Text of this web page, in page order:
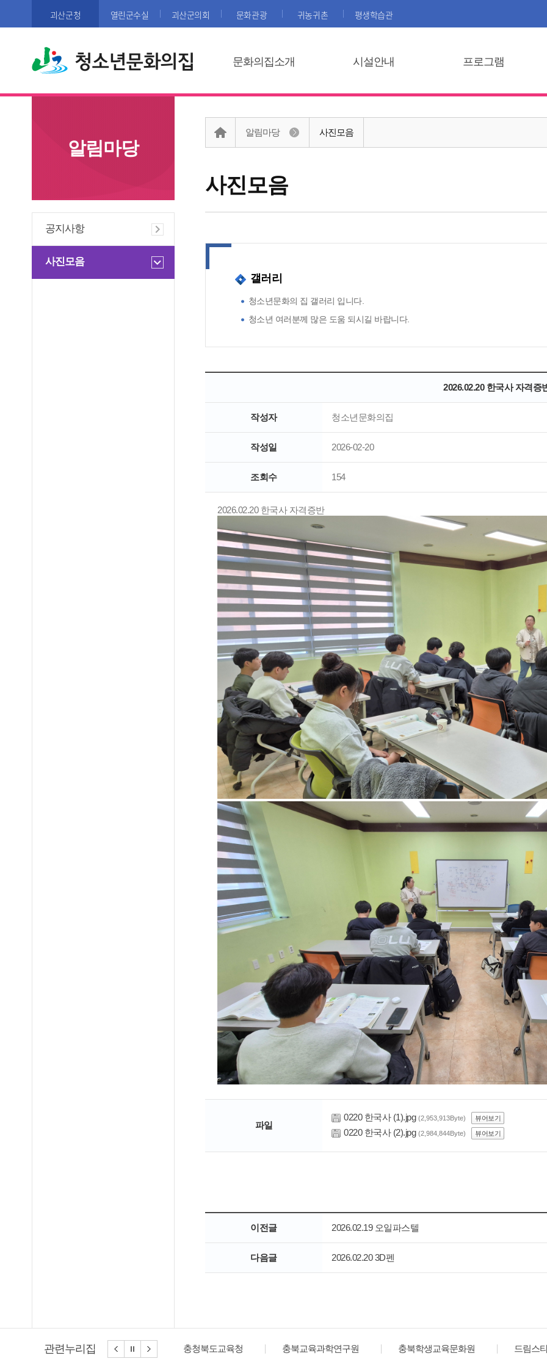
괴산군청 열린군수실 괴산군의회 문화관광 귀농귀촌 평생학습관
청소년문화의집 문화의집소개 시설안내 프로그램
알림마당
공지사항
사진모음
사진모음
알림마당 사진모음
갤러리
청소년문화의 집 갤러리 입니다.
청소년 여러분께 많은 도움 되시길 바랍니다.
2026.02.20 한국사 자격증
작성자 청소년문화의집
작성일 2026-02-20
조회수 154
2026.02.20 한국사 자격증반
파일
0220 한국사 (1).jpg (2,953,913Byte) 뷰어보기
0220 한국사 (2).jpg (2,984,844Byte) 뷰어보기
이전글 2026.02.19 오일파스텔
다음글 2026.02.20 3D펜
관련누리집 충청북도교육청 충북교육과학연구원 충북학생교육문화원 드림스